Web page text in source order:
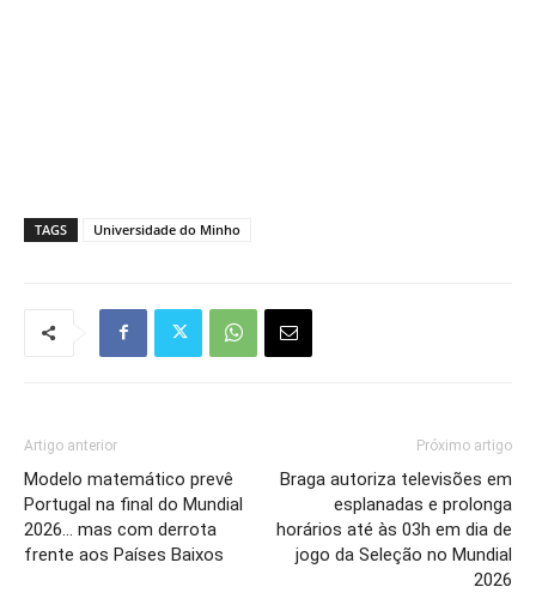
TAGS Universidade do Minho
Artigo anterior
Modelo matemático prevê
Portugal na final do Mundial
2026… mas com derrota
frente aos Países Baixos
Próximo artigo
Braga autoriza televisões em
esplanadas e prolonga
horários até às 03h em dia de
jogo da Seleção no Mundial
2026